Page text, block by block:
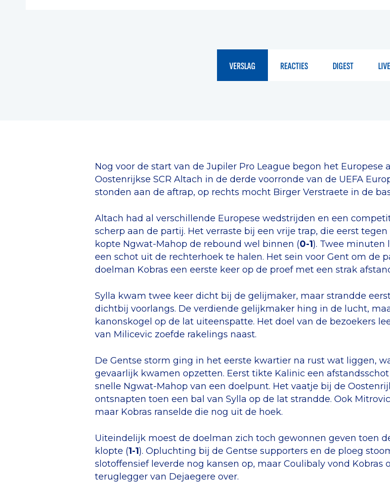
VERSLAG REACTIES DIGEST LIVE
Nog voor de start van de Jupiler Pro League begon het
Oostenrijkse SCR Altach in de derde voorronde van de UEFA
stonden aan de aftrap, op rechts mocht Birger Verstraete in de
Altach had al verschillende Europese wedstrijden en een
scherp aan de partij. Het verraste bij een vrije trap, die eerst
kopte Ngwat-Mahop de rebound wel binnen (0-1). Twee minuten
een schot uit de rechterhoek te halen. Het sein voor Gent om de
doelman Kobras een eerste keer op de proef met een strak
Sylla kwam twee keer dicht bij de gelijmaker, maar strandde
dichtbij voorlangs. De verdiende gelijkmaker hing in de lucht,
kanonskogel op de lat uiteenspatte. Het doel van de bezoekers
van Milicevic zoefde rakelings naast.
De Gentse storm ging in het eerste kwartier na rust wat liggen,
gevaarlijk kwamen opzetten. Eerst tikte Kalinic een
snelle Ngwat-Mahop van een doelpunt. Het vaatje bij de
ontsnapten toen een bal van Sylla op de lat strandde. Ook
maar Kobras ranselde die nog uit de hoek.
Uiteindelijk moest de doelman zich toch gewonnen geven toen
klopte (1-1). Opluchting bij de Gentse supporters en de ploeg
slotoffensief leverde nog kansen op, maar Coulibaly vond Kobras
teruglegger van Dejaegere over.